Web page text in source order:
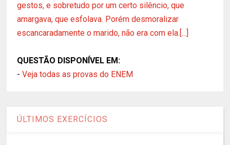
gestos, e sobretudo por um certo silêncio, que
amargava, que esfolava. Porém desmoralizar
escancaradamente o marido, não era com ela.[...]
QUESTÃO DISPONÍVEL EM:
-Veja todas as provas do ENEM
ÚLTIMOS EXERCÍCIOS